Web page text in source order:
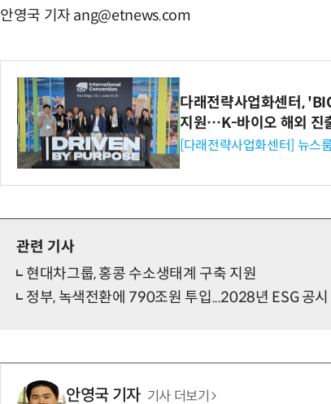
안영국 기자 ang@etnews.com
다래전략사업화센터,
지원…K-바이오 해외 진
[다래전략사업화센터] 뉴스
관련 기사
현대차그룹, 홍콩 수소생태계 구축 지원
정부, 녹색전환에 790조원 투입...2028년 ESG 공
안영국 기자 기사 더보기